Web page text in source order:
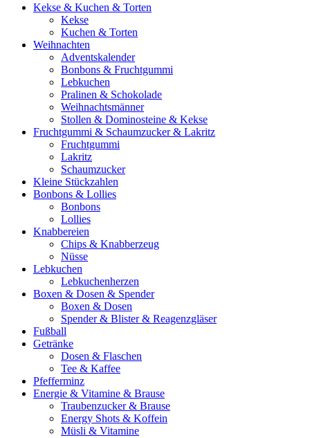
Kekse & Kuchen & Torten
Kekse
Kuchen & Torten
Weihnachten
Adventskalender
Bonbons & Fruchtgummi
Lebkuchen
Pralinen & Schokolade
Weihnachtsmänner
Stollen & Dominosteine & Kekse
Fruchtgummi & Schaumzucker & Lakritz
Fruchtgummi
Lakritz
Schaumzucker
Kleine Stückzahlen
Bonbons & Lollies
Bonbons
Lollies
Knabbereien
Chips & Knabberzeug
Nüsse
Lebkuchen
Lebkuchenherzen
Boxen & Dosen & Spender
Boxen & Dosen
Spender & Blister & Reagenzgläser
Fußball
Getränke
Dosen & Flaschen
Tee & Kaffee
Pfefferminz
Energie & Vitamine & Brause
Traubenzucker & Brause
Energy Shots & Koffein
Müsli & Vitamine